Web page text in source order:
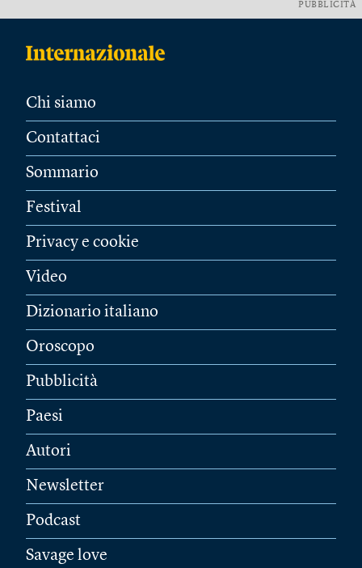
PUBBLICITÀ
Chi siamo
Contattaci
Sommario
Festival
Privacy e cookie
Video
Dizionario italiano
Oroscopo
Pubblicità
Paesi
Autori
Newsletter
Podcast
Savage love